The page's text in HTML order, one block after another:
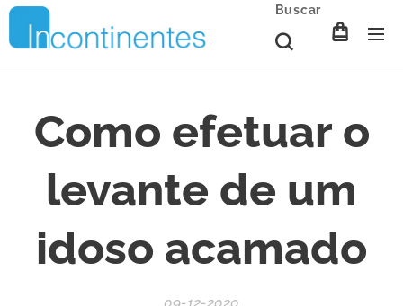
Buscar
Como efetuar o
levante de um
idoso acamado